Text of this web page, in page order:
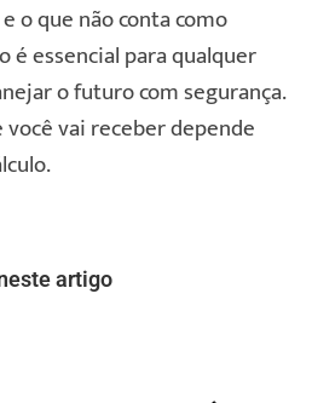
o que não conta como
essencial para qualquer
o futuro com segurança.
vai receber depende
artigo